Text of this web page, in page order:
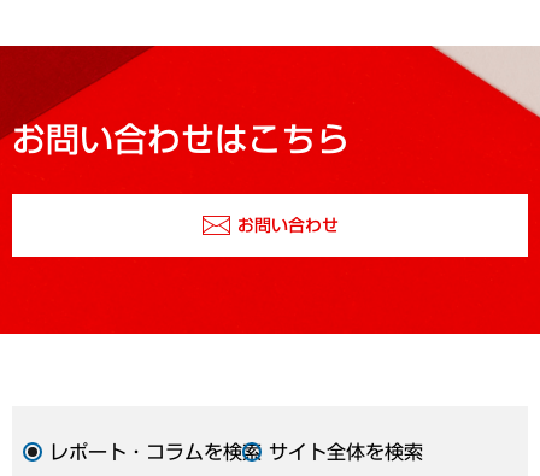
お問い合わせはこちら
お問い合わせ
レポート・コラムを検索 サイト全体を検索